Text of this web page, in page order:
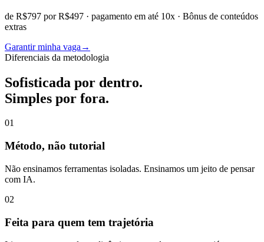
de R$797 por R$497 · pagamento em até 10x · Bônus de conteúdos
extras
Garantir minha vaga →
Diferenciais da metodologia
Sofisticada por dentro.
Simples por fora.
01
Método, não tutorial
Não ensinamos ferramentas isoladas. Ensinamos um jeito de pensar
com IA.
02
Feita para quem tem trajetória